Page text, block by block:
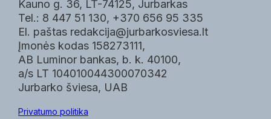
Kauno g. 36, LT-74125, Jurbarkas
Tel.: 8 447 51 130, +370 656 95 335
El. paštas redakcija@jurbarkosviesa.lt
Įmonės kodas 158273111,
AB Luminor bankas, b. k. 40100,
a/s LT 104010044300070342
Jurbarko šviesa, UAB
Privatumo politika